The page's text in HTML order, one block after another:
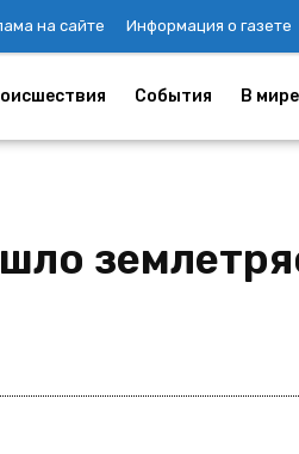
на сайте Информация о газете
События В мире